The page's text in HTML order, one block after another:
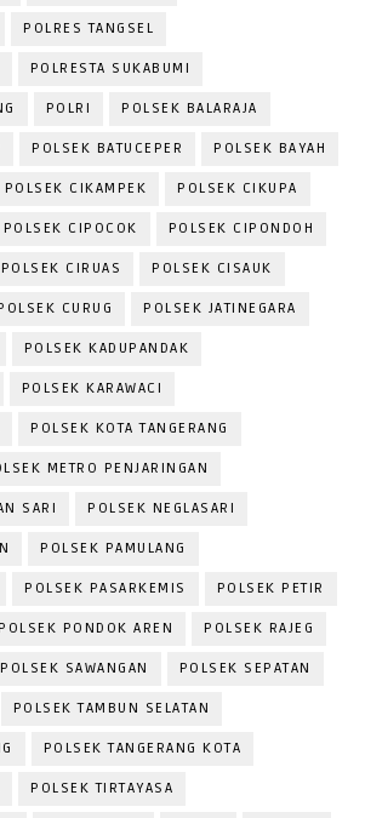
POLRES TANGSEL
POLRESTA SUKABUMI
POLRI POLSEK BALARAJA
POLSEK BATUCEPER POLSEK BAYAH
POLSEK CIKAMPEK POLSEK CIKUPA
POLSEK CIPOCOK POLSEK CIPONDOH
POLSEK CIRUAS POLSEK CISAUK
CURUG POLSEK JATINEGARA
POLSEK KADUPANDAK
POLSEK KARAWACI
POLSEK KOTA TANGERANG
METRO PENJARINGAN
SARI POLSEK NEGLASARI
POLSEK PAMULANG
POLSEK PASARKEMIS POLSEK PETIR
POLSEK PONDOK AREN POLSEK RAJEG
POLSEK SAWANGAN POLSEK SEPATAN
POLSEK TAMBUN SELATAN
POLSEK TANGERANG KOTA
POLSEK TIRTAYASA